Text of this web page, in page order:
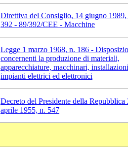
Direttiva del Consiglio, 14 giugno 1989,
392 - 89/392/CEE - Macchine
Legge 1 marzo 1968, n. 186 -
concernenti la produzione di materiali,
apparecchiature, macchinari,
impianti elettrici ed elettronici
Decreto del Presidente della Repubblica
aprile 1955, n. 547